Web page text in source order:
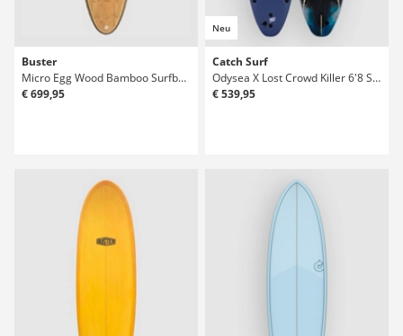
Buster
Micro Egg Wood Bamboo Surfboard
€ 699,95
Neu
Catch Surf
Odysea X Lost Crowd Killer 6'8 Surfboard
€ 539,95